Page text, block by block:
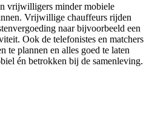
vrijwilligers minder mobiele
Vrijwillige chauffeurs rijden
naar bijvoorbeeld een
Ook de telefonistes en matchers
plannen en alles goed te laten
én betrokken bij de samenleving.